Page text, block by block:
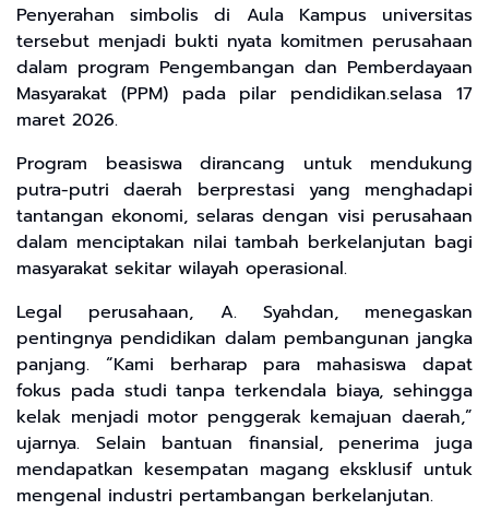
Penyerahan simbolis di Aula Kampus universitas
tersebut menjadi bukti nyata komitmen perusahaan
dalam program Pengembangan dan Pemberdayaan
Masyarakat (PPM) pada pilar pendidikan.selasa 17
maret 2026.
Program beasiswa dirancang untuk mendukung
putra-putri daerah berprestasi yang menghadapi
tantangan ekonomi, selaras dengan visi perusahaan
dalam menciptakan nilai tambah berkelanjutan bagi
masyarakat sekitar wilayah operasional.
Legal perusahaan, A. Syahdan, menegaskan
pentingnya pendidikan dalam pembangunan jangka
panjang. “Kami berharap para mahasiswa dapat
fokus pada studi tanpa terkendala biaya, sehingga
kelak menjadi motor penggerak kemajuan daerah,”
ujarnya. Selain bantuan finansial, penerima juga
mendapatkan kesempatan magang eksklusif untuk
mengenal industri pertambangan berkelanjutan.